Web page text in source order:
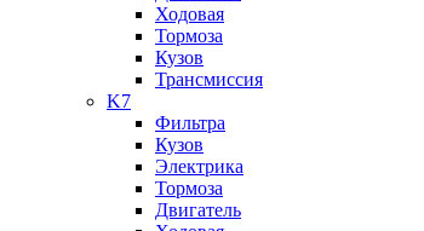
Ходовая
Тормоза
Кузов
Трансмиссия
K7
Фильтра
Кузов
Электрика
Тормоза
Двигатель